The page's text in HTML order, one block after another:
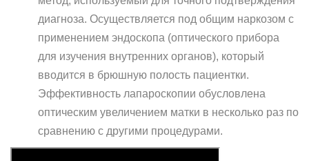
диагноза. Осуществляется под общим наркозом с
применением эндоскопа (оптического прибора
для изучения внутренних органов), который
вводится в брюшную полость пациентки.
Эффективность лапароскопии обусловлена
оптическим увеличением матки в несколько раз по
сравнению с другими процедурами.